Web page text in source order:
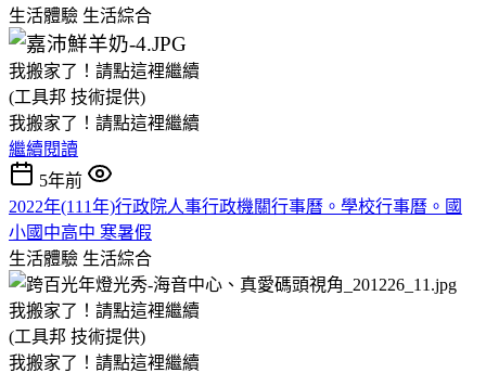
生活體驗 生活綜合
我搬家了！請點這裡繼續
(工具邦 技術提供)
我搬家了！請點這裡繼續
繼續閱讀
5年前
2022年(111年)行政院人事行政機關行事曆。學校行事曆。國
小國中高中 寒暑假
生活體驗 生活綜合
我搬家了！請點這裡繼續
(工具邦 技術提供)
我搬家了！請點這裡繼續